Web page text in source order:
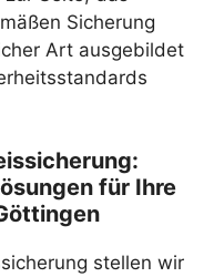
Sicherung
Art ausgebildet
für Ihre
stellen wir